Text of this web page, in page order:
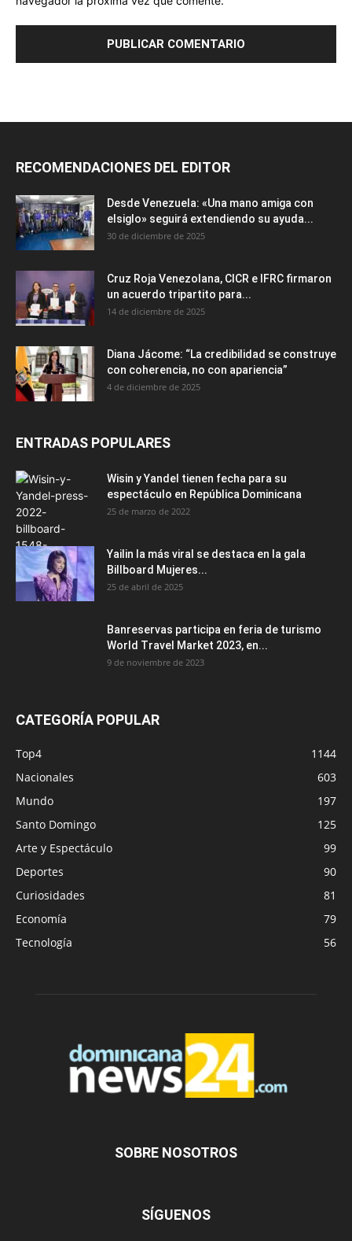
RECOMENDACIONES DEL EDITOR
Desde Venezuela: «Una mano amiga con
elsiglo» seguirá extendiendo su ayuda...
30 de diciembre de 2025
Cruz Roja Venezolana, CICR e IFRC firmaron
un acuerdo tripartito para...
14 de diciembre de 2025
Diana Jácome: “La credibilidad se construye
con coherencia, no con apariencia”
4 de diciembre de 2025
ENTRADAS POPULARES
Wisin y Yandel tienen fecha para su
espectáculo en República Dominicana
25 de marzo de 2022
Yailin la más viral se destaca en la gala
Billboard Mujeres...
25 de abril de 2025
Banreservas participa en feria de turismo
World Travel Market 2023, en...
9 de noviembre de 2023
CATEGORÍA POPULAR
Top4
1144
Nacionales
603
Mundo
197
Santo Domingo
125
Arte y Espectáculo
99
Deportes
90
Curiosidades
81
Economía
79
Tecnología
56
SOBRE NOSOTROS
SÍGUENOS